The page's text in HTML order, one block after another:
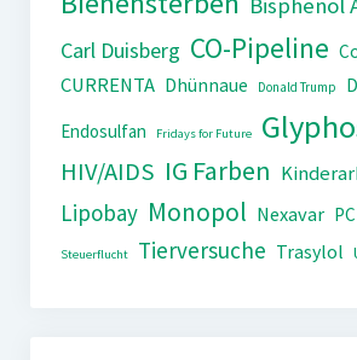
Bisphenol
Carl Duisberg CO-Pipeline
CURRENTA Dhünnaue Donald Trump
Endosulfan
Fridays for Future
HIV/AIDS IG Farben
Lipobay Monopol Nexavar
Steuerflucht Tierversuche Trasylol